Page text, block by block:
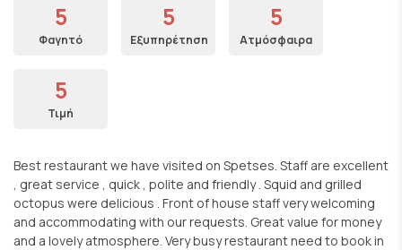
5
Φαγητό
5
Εξυπηρέτηση
5
Ατμόσφαιρα
5
Τιμή
Best restaurant we have visited on Spetses. Staff are excellent
, great service , quick , polite and friendly . Squid and grilled
octopus were delicious . Front of house staff very welcoming
and accommodating with our requests. Great value for money
and a lovely atmosphere. Very busy restaurant need to book in